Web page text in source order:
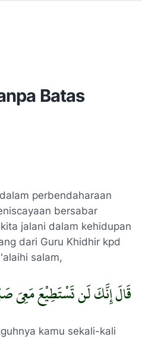
Batas
perbendaharaan
bersabar
jalani dalam kehidupan
dari Guru Khidhir kpd
salam,
قَالَ إِنَّكَ لَن تَسْتَطِیْعَ مَعِیَ
kamu sekali-kali